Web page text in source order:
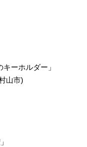
ーホルダー」
山市)